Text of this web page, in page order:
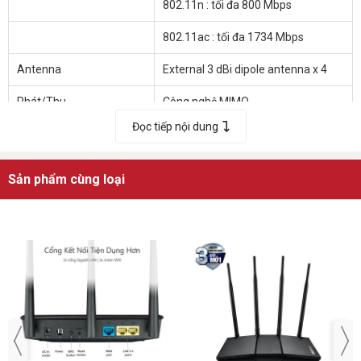
lưỡng để đảm bảo khả năng tối ưu cho hiệu năng cao nhất có
802.11n : tối đa 800 Mbps
802.11ac : tối đa 1734 Mbps
Antenna External 3 dBi dipole antenna x 4
Phát/Thu Công nghệ MIMO
2,4 GHz 4 x 4
Memory 256 MB Flash
Tần số hoạt động 2.4G Hz / 5 GHz
Các cổng
RJ45 cho Gigabits BaseT cho WAN
x 2, RJ45 cho Gigabits BaseT cho
USB 3.0 x 2
Đọc tiếp nội dung
Sản phẩm cùng loại